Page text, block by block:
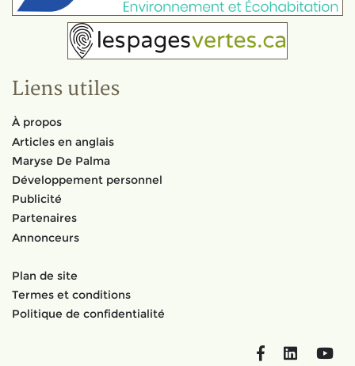
Liens utiles
À propos
Articles en anglais
Maryse De Palma
Développement personnel
Publicité
Partenaires
Annonceurs
Plan de site
Termes et conditions
Politique de confidentialité
FacebookLinkedIn